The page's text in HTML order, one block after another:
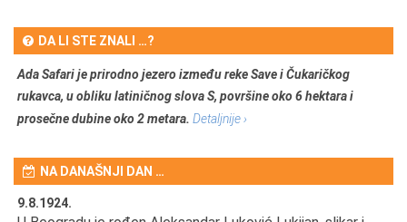
DA LI STE ZNALI …?
Ada Safari je prirodno jezero između reke Save i Čukaričkog
rukavca, u obliku latiničnog slova S, površine oko 6 hektara i
prosečne dubine oko 2 metara. Detaljnije ›
NA DANAŠNJI DAN …
9.8.1924.